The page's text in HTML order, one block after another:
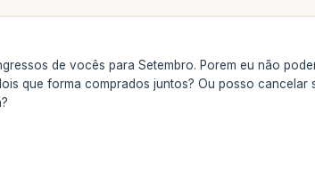
de vocês para Setembro. Porem eu não
que forma comprados juntos? Ou posso